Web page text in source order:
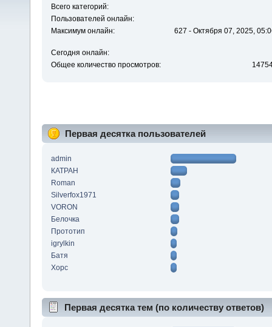
Всего категорий:
Пользователей онлайн:
Максимум онлайн:
627 - Октября 07, 2025,
Сегодня онлайн:
Общее количество просмотров:
Первая десятка пользователей
admin
КАТРАН
Roman
Silverfox1971
VORON
Белочка
Прототип
igrylkin
Батя
Xopc
Первая десятка тем (по количеству ответов)